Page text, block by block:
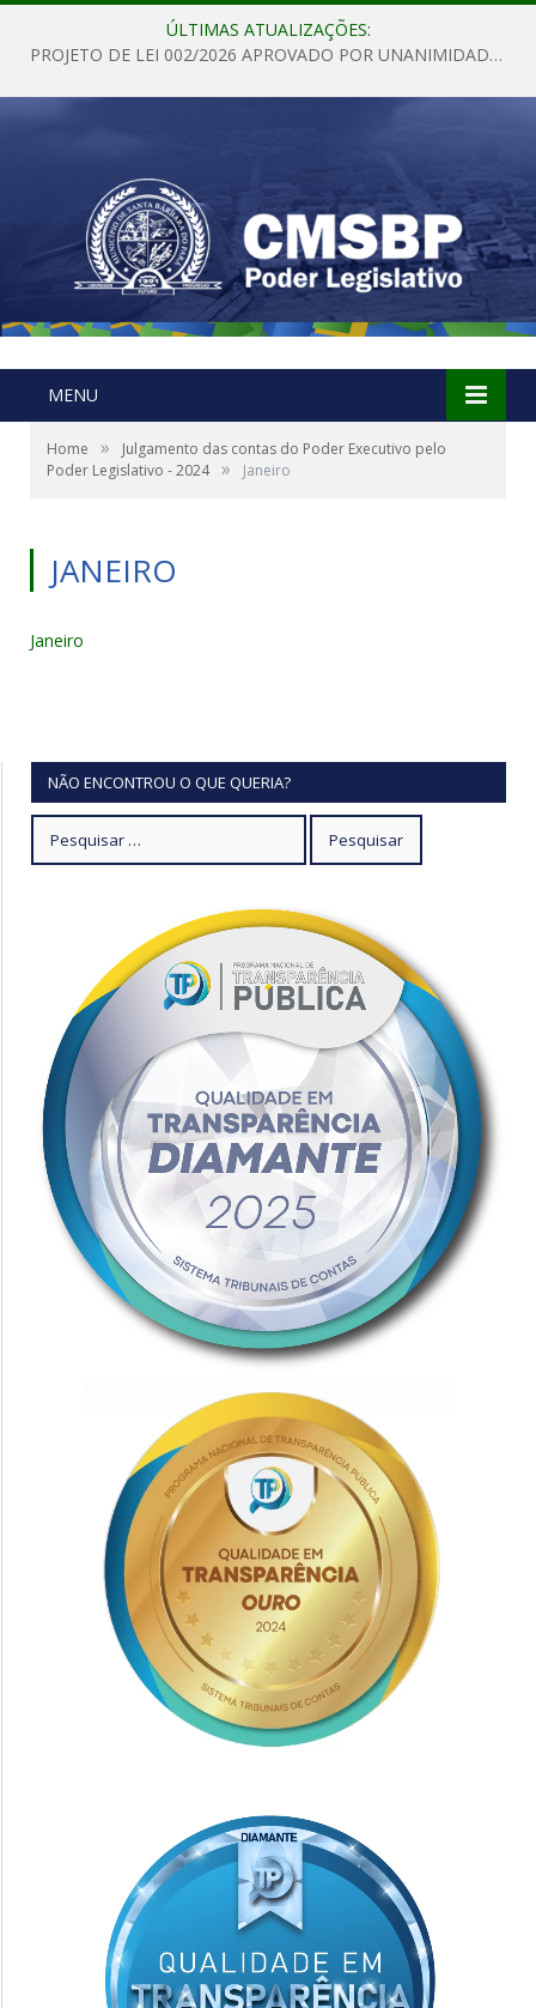
ÚLTIMAS ATUALIZAÇÕES:
PROJETO DE LEI 002/2026 APROVADO POR UNANIMIDADE EM SESSÃO ORDINÁRIA NESTA QUINTA – FEIRA 28 DE MAIO DE 2026
MENU
Home »
Julgamento das contas do Poder Executivo pelo
Poder Legislativo - 2024 » Janeiro
JANEIRO
Janeiro
NÃO ENCONTROU O QUE QUERIA?